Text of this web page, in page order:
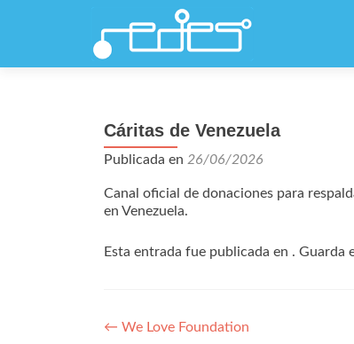
Cáritas de Venezuela
Publicada en 26/06/2026
Canal oficial de donaciones para
en Venezuela.
Esta entrada fue publicada en . Guarda
Navegación
← We Love Foundation